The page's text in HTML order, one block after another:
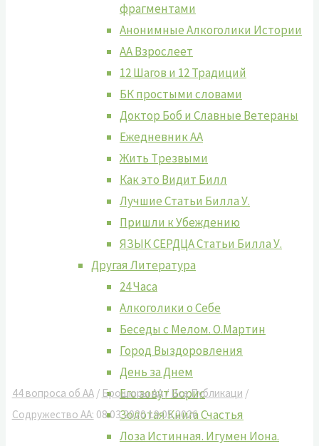
фрагментами
Анонимные Алкоголики Истории
АА Взрослеет
12 Шагов и 12 Традиций
БК простыми словами
Доктор Боб и Славные Ветераны
Ежедневник АА
Жить Tрезвыми
Как это Видит Билл
Лучшие Cтатьи Билла У.
Пришли к Убеждению
ЯЗЫК СЕРДЦА Статьи Билла У.
Другая Литература
24 Часа
Алкоголики о Себе
Беседы с Мелом. О.Мартин
Город Выздоровления
День за Днем
Его зовут Борис
Золотая Книга Счастья
Лоза Истинная. Игумен Иона.
44 вопроса об АА / Брошюры АА/ Все Публикаци /
Содружество АА: 08.03.202019.05.2026